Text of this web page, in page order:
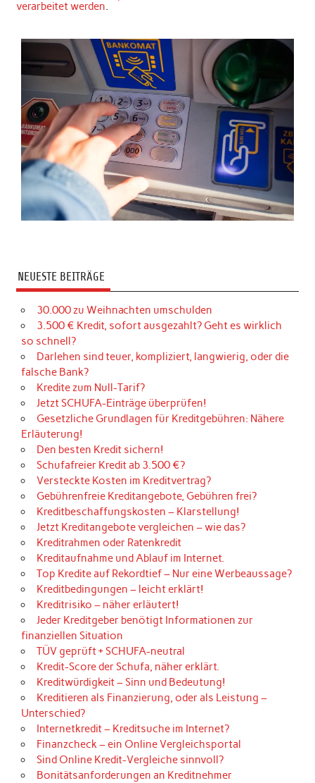
verarbeitet werden.
NEUESTE BEITRÄGE
30.000 zu Weihnachten umschulden
3.500 € Kredit, sofort ausgezahlt? Geht es wirklich
so schnell?
Darlehen sind teuer, kompliziert, langwierig, oder die
falsche Bank?
Kredite zum Null-Tarif?
Jetzt SCHUFA-Einträge überprüfen!
Gesetzliche Grundlagen für Kreditgebühren: Nähere
Erläuterung!
Den besten Kredit sichern!
Schufafreier Kredit ab 3.500 €?
Versteckte Kosten im Kreditvertrag?
Gebührenfreie Kreditangebote, Gebühren frei?
Kreditbeschaffungskosten – Klarstellung!
Jetzt Kreditangebote vergleichen – wie das?
Kreditrahmen oder Ratenkredit
Kreditaufnahme und Ablauf im Internet.
Top Kredite auf Rekordtief – Nur eine Werbeaussage?
Kreditbedingungen – leicht erklärt!
Kreditrisiko – näher erläutert!
Jeder Kreditgeber benötigt Informationen zur
finanziellen Situation
TÜV geprüft + SCHUFA-neutral
Kredit-Score der Schufa, näher erklärt.
Kreditwürdigkeit – Sinn und Bedeutung!
Kreditieren als Finanzierung, oder als Leistung –
Unterschied?
Internetkredit – Kreditsuche im Internet?
Finanzcheck – ein Online Vergleichsportal
Sind Online Kredit-Vergleiche sinnvoll?
Bonitätsanforderungen an Kreditnehmer